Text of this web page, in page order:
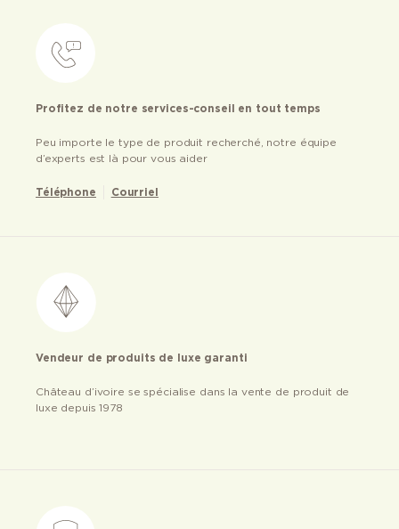
Profitez de notre services-conseil en tout temps
Peu importe le type de produit recherché, notre équipe
d’experts est là pour vous aider
Téléphone Courriel
Vendeur de produits de luxe garanti
Château d’ivoire se spécialise dans la vente de produit de
luxe depuis 1978